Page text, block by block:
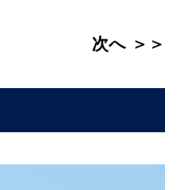
次へ ＞＞